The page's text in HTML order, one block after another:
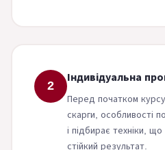
2
Індивідуальна
Перед початком курсу
скарги, особливості
і підбирає техніки,
стійкий результат.